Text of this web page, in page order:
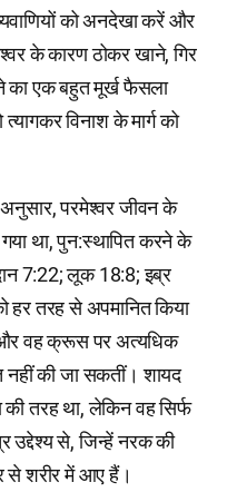
को अनदेखा करें और
के कारण ठोकर खाने, गिर
एक बहुत मूर्ख फैसला
विनाश के मार्ग को
अनुसार, परमेश्वर जीवन के
गया था, पुन:स्थापित करने के
7:22; लूक 18:8; इब्र
हर तरह से अपमानित किया
और वह क्रूस पर अत्यधिक
नहीं की जा सकतीं। शायद
तरह था, लेकिन वह सिर्फ
उद्देश्य से, जिन्हें नरक की
से शरीर में आए हैं।